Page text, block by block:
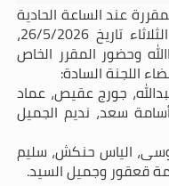
عند الساعة الحادية
عشرة والنصف من قبل ظهر يوم الثلاثاء تاريخ 26/5/2026،
وحضور المقرر الخاص
اللجنة السادة:
جورج عقيص، عماد
سعد، نديم الجميل
الياس حنكش، سليم
قعقور وجميل السيد.